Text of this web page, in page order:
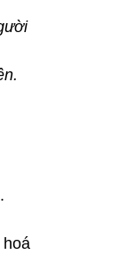
.
hoá